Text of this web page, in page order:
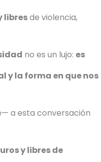
libresde violencia,
no es un lujo: es
y la forma en que nos
a esta conversación
y libres de